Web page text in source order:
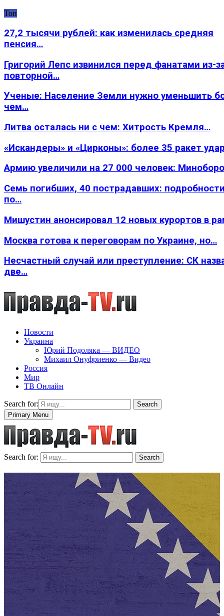
Топ
27,2 тысячи рублей: как изменилась средняя
пенсия…
Григорий Лепс извинился перед фанатами из-
повторной…
Ученые: Население Земли нужно уменьшить
чем…
Литва осталась ни с чем: Хитрость Кремля…
«Искандеры» и «Цирконы»: более 35 ракет
Армию увеличили на 27 000 человек:
Семь погибших, 40 пострадавших:
по…
Мишустин анонсировал 12 новых курортов в
Москва готова к переговорам по Украине, но…
Несчастный случай или преступление: СК
две…
Новости
Украина
Юрий Подоляка — ВИДЕО
Михаил Онуфриенко — Видео
Россия
Мир
ТВ Онлайн
Search for:
Search
Primary Menu
Search for: Search